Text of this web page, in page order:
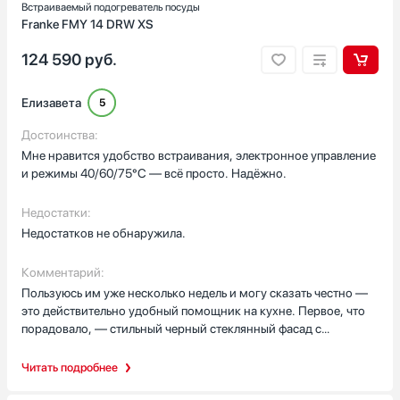
поверхность; кабель 90 см удобен.
Встраиваемый подогреватель посуды
Franke FMY 14 DRW XS
124 590 руб.
Читать подробнее
Елизавета 5
Достоинства:
Мне нравится удобство встраивания, электронное управление
и режимы 40/60/75°C — всё просто. Надёжно.
Недостатки:
Недостатков не обнаружила.
Комментарий:
Пользуюсь им уже несколько недель и могу сказать честно —
это действительно удобный помощник на кухне. Первое, что
порадовало, — стильный черный стеклянный фасад с
техника встроена рядом с посудой. Открытие Push спасает,